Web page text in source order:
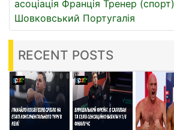
асоціація Франція Тренер (спорт)
Шовковський Португалія
RECENT POSTS